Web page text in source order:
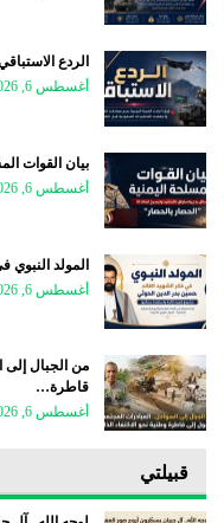
الردع
أغسطس 6, 2026
بيان القوات
أغسطس 6, 2026
المولد النبوي
أغسطس 6, 2026
من الجبال إلى
قاطرة…
أغسطس 6, 2026
قبيلتي